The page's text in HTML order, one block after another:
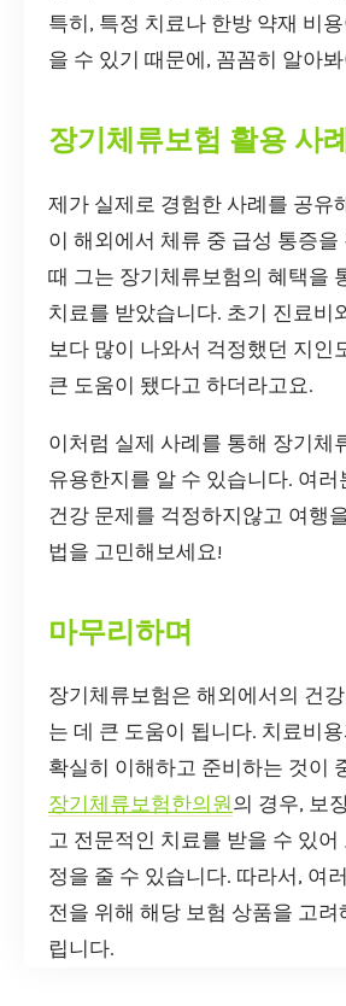
특히, 특정 치료나 한방 약재 비
을 수 있기 때문에, 꼼꼼히 알아
장기체류보험 활용 사
제가 실제로 경험한 사례를 공유
이 해외에서 체류 중 급성 통증을
때 그는 장기체류보험의 혜택을
치료를 받았습니다. 초기 진료비
보다 많이 나와서 걱정했던 지인
큰 도움이 됐다고 하더라고요.
이처럼 실제 사례를 통해 장기체
유용한지를 알 수 있습니다. 여러
건강 문제를 걱정하지않고 여행
법을 고민해보세요!
마무리하며
장기체류보험은 해외에서의 건
는 데 큰 도움이 됩니다. 치료비
확실히 이해하고 준비하는 것이
장기체류보험한의원의 경우, 보
고 전문적인 치료를 받을 수 있어
정을 줄 수 있습니다. 따라서, 여
전을 위해 해당 보험 상품을 고
립니다.